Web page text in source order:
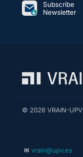
Subscribe
Newsletter
© 2026 VRAIN-UPV
✉ vrain@upv.es